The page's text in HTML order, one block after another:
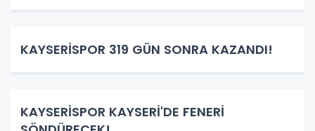
KAYSERİSPOR 319 GÜN SONRA KAZANDI!
KAYSERİSPOR KAYSERİ'DE FENERİ